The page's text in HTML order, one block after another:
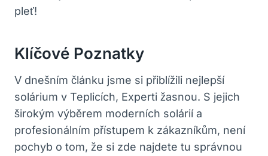
pleť!
Klíčové Poznatky
V dnešním článku jsme si přiblížili nejlepší
solárium v Teplicích, Experti žasnou. S jejich
širokým výběrem moderních solárií a
profesionálním přístupem k zákazníkům, není
pochyb o tom, že si zde najdete tu správnou